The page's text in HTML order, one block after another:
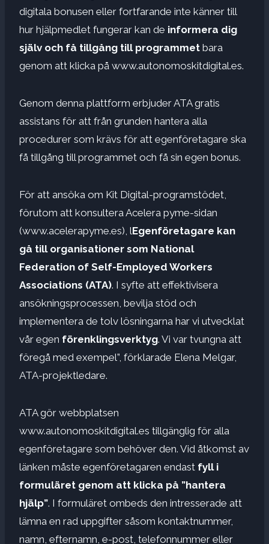
digitala bonusen eller fortfarande inte känner till
hur hjälpmedlet fungerar kan de informera dig
själv och få tillgång till programmet bara
genom att klicka på www.autonomoskitdigital.es.
Genom denna plattform erbjuder ATA gratis
assistans för att från grunden hantera alla
procedurer som krävs för att egenföretagare ska
få tillgång till programmet och få sin egen bonus.
För att ansöka om Kit Digital-programstödet,
förutom att konsultera Acelera pyme-sidan
(www.acelerapyme.es), lEgenföretagare kan
gå till organisationer som National
Federation of Self-Employed Workers
Associations (ATA). I syfte att effektivisera
ansökningsprocessen, bevilja stöd och
implementera de tolv lösningarna har vi utvecklat
vår egen förenklingsverktyg. Vi var tvungna att
föregå med exempel”, förklarade Elena Melgar,
ATA-projektledare.
ATA gör webbplatsen
www.autonomoskitdigital.es tillgänglig för alla
egenföretagare som behöver den. Vid åtkomst av
länken måste egenföretagaren endast fyll i
formuläret genom att klicka på ”hantera
hjälp”. I formuläret ombeds den intresserade att
lämna en rad uppgifter såsom kontaktnummer,
namn, efternamn, e-post, telefonnummer eller